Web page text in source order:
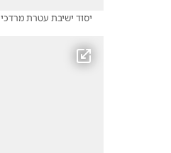
יסוד ישיבת עטרת מרדכי